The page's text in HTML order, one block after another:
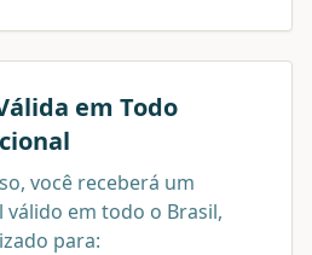
em Todo
você receberá um
em todo o Brasil,
para: